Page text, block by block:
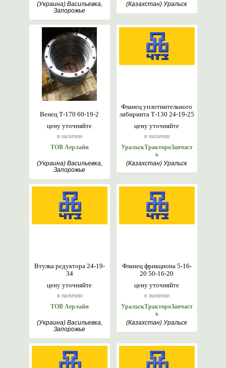
(Украина) Васильевка,
Запорожье
(Казахстан) Уральск
цену уточняйте
в наличии
Венец Т-170 60-19-2
ТОВ Аерлайн
(Украина) Васильевка,
Запорожье
цену уточняйте
в наличии
Фланец уплотнительного
лабиринта Т-130 24-19-25
УральскТрактороЗапчаст
ь
(Казахстан) Уральск
цену уточняйте
в наличии
Втулка редуктора 24-19-
34
ТОВ Аерлайн
(Украина) Васильевка,
Запорожье
цену уточняйте
в наличии
Фланец фрикциона 5-16-
20 50-16-20
УральскТрактороЗапчаст
ь
(Казахстан) Уральск